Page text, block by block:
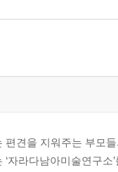
통할 수 있을까요?
수 있을까요?
어요
편견을 지워주는 부모
‘자라다남아미술연구